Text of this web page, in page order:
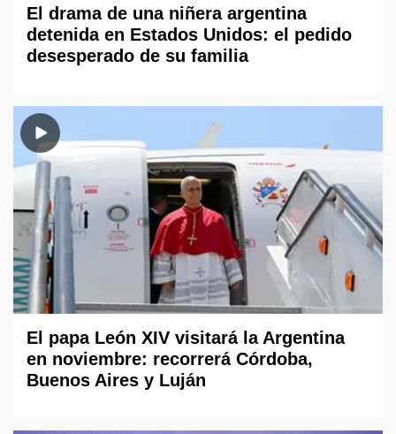
El drama de una niñera argentina
detenida en Estados Unidos: el pedido
desesperado de su familia
El papa León XIV visitará la Argentina
en noviembre: recorrerá Córdoba,
Buenos Aires y Luján